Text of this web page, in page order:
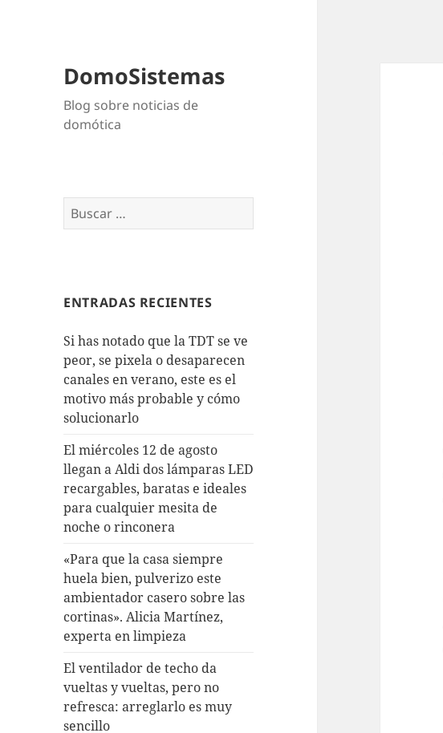
DomoSistemas
Blog sobre noticias de
domótica
Buscar:
ENTRADAS RECIENTES
Si has notado que la TDT se ve
peor, se pixela o desaparecen
canales en verano, este es el
motivo más probable y cómo
solucionarlo
El miércoles 12 de agosto
llegan a Aldi dos lámparas LED
recargables, baratas e ideales
para cualquier mesita de
noche o rinconera
«Para que la casa siempre
huela bien, pulverizo este
ambientador casero sobre las
cortinas». Alicia Martínez,
experta en limpieza
El ventilador de techo da
vueltas y vueltas, pero no
refresca: arreglarlo es muy
sencillo